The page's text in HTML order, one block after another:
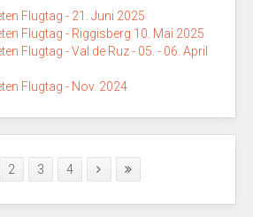
Flugtag - 21. Juni 2025
Flugtag - Riggisberg 10. Mai 2025
Flugtag - Val de Ruz - 05. - 06. April
Flugtag - Nov. 2024
2 3 4